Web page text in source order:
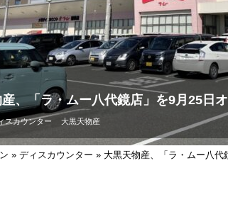
、「ラ・ムー八代鏡店」を9月25日
スカウンター 大黒天物産
» ディスカウンター » 大黒天物産、「ラ・ムー八代